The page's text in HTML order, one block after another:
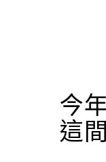
今
這